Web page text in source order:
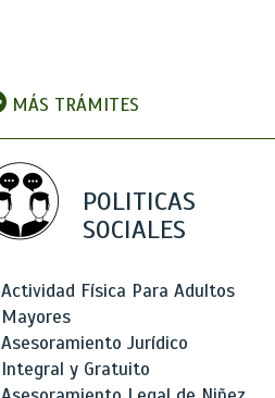
MÁS TRÁMITES
POLITICAS
SOCIALES
Actividad Física Para Adultos
Mayores
Asesoramiento Jurídico
Integral y Gratuito